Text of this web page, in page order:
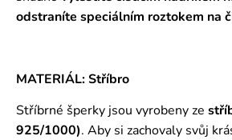
odstraníte speciálním roztokem na
MATERIÁL: Stříbro
Stříbrné šperky jsou vyrobeny ze
925/1000). Aby si zachovaly svůj